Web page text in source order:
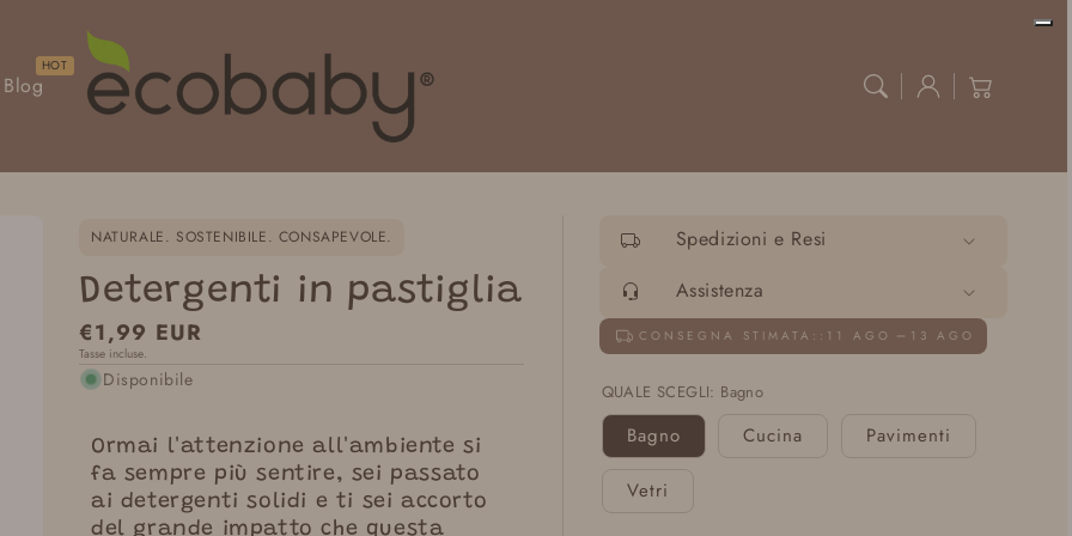
Blog Accedi Carrello
NATURALE. SOSTENIBILE. CONSAPEVOLE.
Detergenti in pastiglia
Prezzo
normale
€1,99 EUR
Tasse incluse.
Disponibile
Ormai l'attenzione all'ambiente si
fa sempre più sentire, sei passato
ai detergenti solidi e ti sei accorto
del grande impatto che questa
Spedizioni e Resi
Assistenza
CONSEGNA STIMATA:: 11 AGO 13 AGO
QUALE SCEGLI: Bagno
Bagno Cucina Pavimenti
Vetri